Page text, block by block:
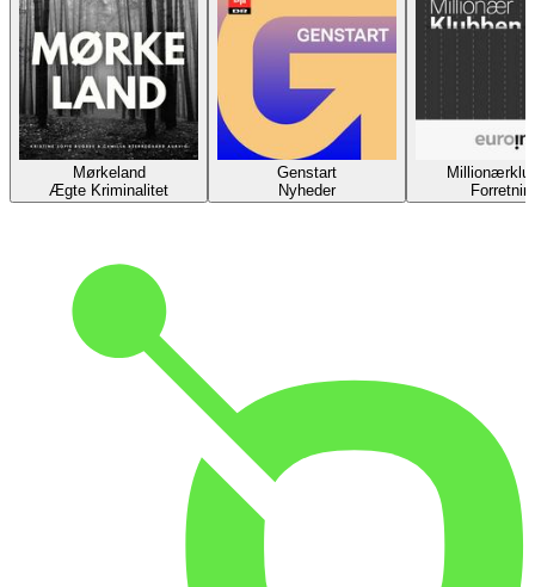
Mørkeland
Ægte Kriminalitet
Genstart
Nyheder